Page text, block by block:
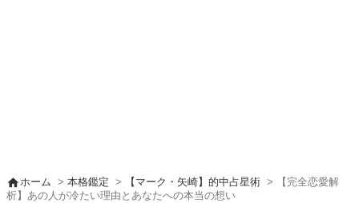
homeホーム >本格鑑定 > 【マーク・矢崎】的中占星術 > 【完全恋愛解
析】あの人が冷たい理由とあなたへの本当の想い